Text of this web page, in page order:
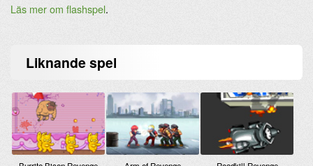
Läs mer om flashspel.
Liknandespel